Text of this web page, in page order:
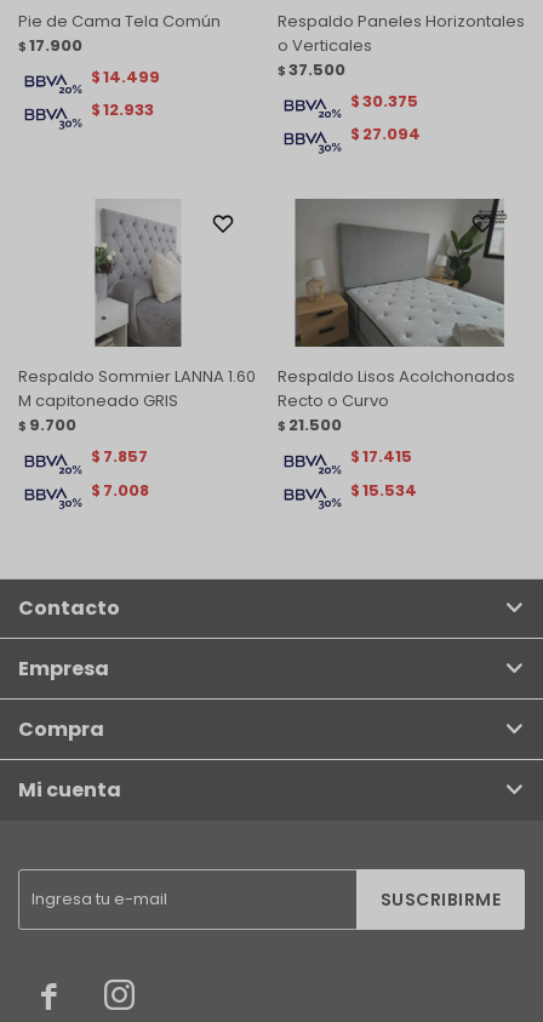
Pie de Cama Tela Común
$ 17.900
$12.933
$14.499
Respaldo Paneles Horizontales
o Verticales
$ 37.500
$ 27.094
$30.375
Respaldo Sommier LANNA 1.60
M capitoneado GRIS
$ 9.700
$ 7.008
$ 7.857
Respaldo Lisos Acolchonados
Recto o Curvo
$ 21.500
$15.534
$17.415
SUSCRIBIRME
 
Contacto
Empresa
Compra
Mi cuenta